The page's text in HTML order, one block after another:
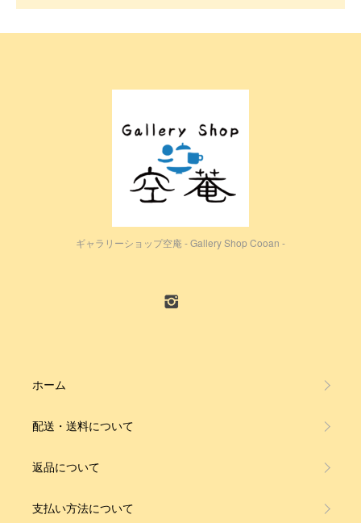
ギャラリーショップ空庵 - Gallery Shop Cooan -
ホーム
配送・送料について
返品について
支払い方法について